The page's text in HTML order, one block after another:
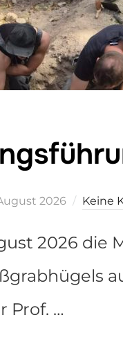
2026 Keine
2026 die
Prof. …